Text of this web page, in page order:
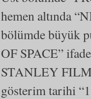
hemen altında
bölümde büyük
OF SPACE”
STANLEY
gösterim tarihi